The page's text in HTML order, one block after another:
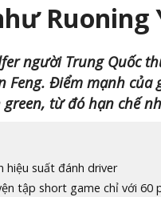
Ruoning
người Trung Quốc
Feng. Điểm mạnh
từ đó hạn chế
hiệu suất đánh driver
tập short game chỉ với 60